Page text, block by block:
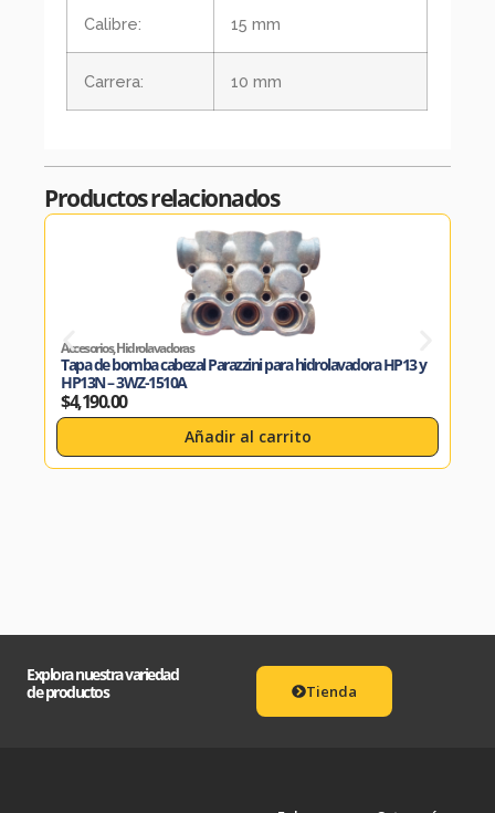
Calibre: 15 mm
Carrera: 10 mm
Productos relacionados
Accesorios,Hidrolavadoras
Tapa de bomba cabezal Parazzini para hidrolavadora HP13 y
HP13N – 3WZ-1510A
$4,190.00
Añadir al carrito
Explora nuestra variedad
de productos
Tienda